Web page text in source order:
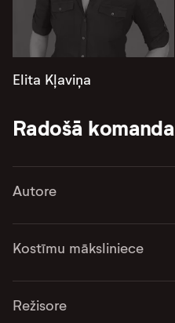
Elita Kļaviņa
Radošā komanda
Autore
Kostīmu māksliniece
Režisore